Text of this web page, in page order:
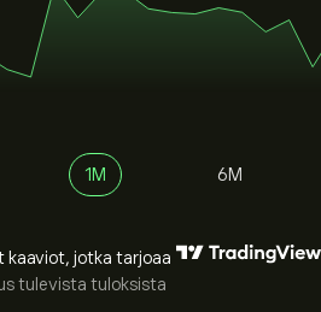
1M 6M
kaaviot, jotka tarjoaa
tulevista tuloksista